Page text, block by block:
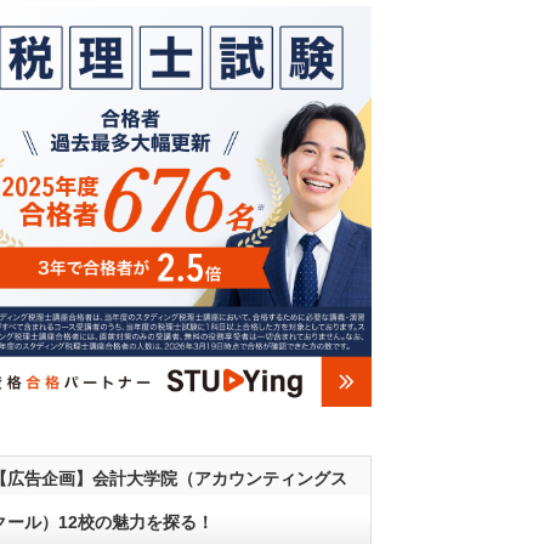
広告企画】会計大学院（アカウンティングス
ール）12校の魅力を探る！